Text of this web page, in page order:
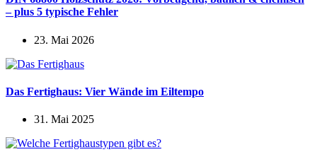
– plus 5 typische Fehler
23. Mai 2026
Das Fertighaus: Vier Wände im Eiltempo
31. Mai 2025